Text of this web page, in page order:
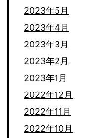
2023年5月
2023年4月
2023年3月
2023年2月
2023年1月
2022年12月
2022年11月
2022年10月